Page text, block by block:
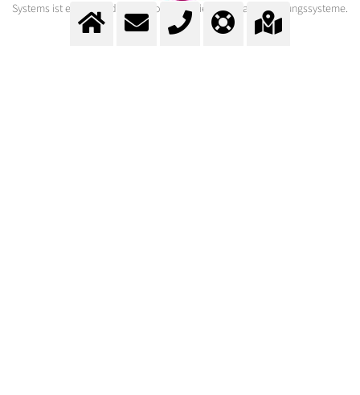
Systems ist ein führender Technologieanbieter für Gasversorgungssysteme.